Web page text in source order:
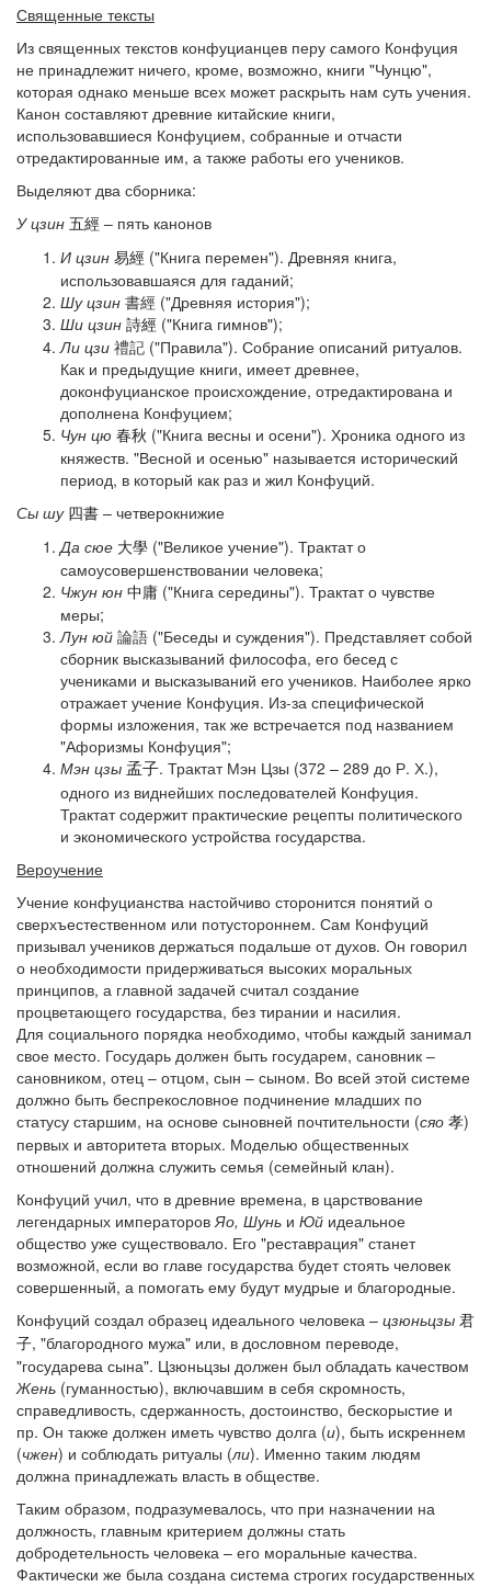
Священные тексты
Из священных текстов конфуцианцев перу самого Конфуция
не принадлежит ничего, кроме, возможно, книги "Чунцю",
которая однако меньше всех может раскрыть нам суть учения.
Канон составляют древние китайские книги,
использовавшиеся Конфуцием, собранные и отчасти
отредактированные им, а также работы его учеников.
Выделяют два сборника:
У цзин 五經 – пять канонов
И цзин 易經 ("Книга перемен"). Древняя книга,
использовавшаяся для гаданий;
Шу цзин 書經 ("Древняя история");
Ши цзин 詩經 ("Книга гимнов");
Ли цзи 禮記 ("Правила"). Собрание описаний ритуалов.
Как и предыдущие книги, имеет древнее,
доконфуцианское происхождение, отредактирована и
дополнена Конфуцием;
Чун цю 春秋 ("Книга весны и осени"). Хроника одного из
княжеств. "Весной и осенью" называется исторический
период, в который как раз и жил Конфуций.
Сы шу 四書 – четверокнижие
Да сюе 大學 ("Великое учение"). Трактат о
самоусовершенствовании человека;
Чжун юн 中庸 ("Книга середины"). Трактат о чувстве
меры;
Лун юй 論語 ("Беседы и суждения"). Представляет собой
сборник высказываний философа, его бесед с
учениками и высказываний его учеников. Наиболее ярко
отражает учение Конфуция. Из-за специфической
формы изложения, так же встречается под названием
"Афоризмы Конфуция";
Мэн цзы 孟子. Трактат Мэн Цзы (372 – 289 до Р. Х.),
одного из виднейших последователей Конфуция.
Трактат содержит практические рецепты политического
и экономического устройства государства.
Вероучение
Учение конфуцианства настойчиво сторонится понятий о
сверхъестественном или потустороннем. Сам Конфуций
призывал учеников держаться подальше от духов. Он говорил
о необходимости придерживаться высоких моральных
принципов, а главной задачей считал создание
процветающего государства, без тирании и насилия.
Для социального порядка необходимо, чтобы каждый занимал
свое место. Государь должен быть государем, сановник –
сановником, отец – отцом, сын – сыном. Во всей этой системе
должно быть беспрекословное подчинение младших по
статусу старшим, на основе сыновней почтительности (сяо 孝)
первых и авторитета вторых. Моделью общественных
отношений должна служить семья (семейный клан).
Конфуций учил, что в древние времена, в царствование
легендарных императоров Яо, Шунь и Юй идеальное
общество уже существовало. Его "реставрация" станет
возможной, если во главе государства будет стоять человек
совершенный, а помогать ему будут мудрые и благородные.
Конфуций создал образец идеального человека – цзюньцзы 君
子, "благородного мужа" или, в дословном переводе,
"государева сына". Цзюньцзы должен был обладать качеством
Жень (гуманностью), включавшим в себя скромность,
справедливость, сдержанность, достоинство, бескорыстие и
пр. Он также должен иметь чувство долга (и), быть искреннем
(чжен) и соблюдать ритуалы (ли). Именно таким людям
должна принадлежать власть в обществе.
Таким образом, подразумевалось, что при назначении на
должность, главным критерием должны стать
добродетельность человека – его моральные качества.
Фактически же была создана система строгих государственных